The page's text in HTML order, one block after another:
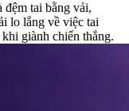
đệm tai bằng vải,
lo lắng về việc tai
giành chiến thắng.